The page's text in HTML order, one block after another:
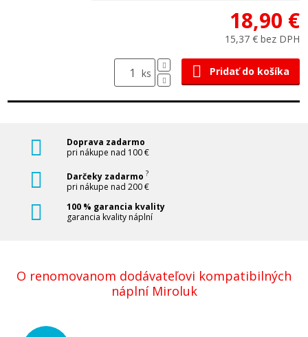
18,90 €
15,37 € bez DPH
ks Pridať do košíka
Doprava zadarmo
pri nákupe nad 100 €
Darčeky zadarmo ?
pri nákupe nad 200 €
100 % garancia kvality
garancia kvality náplní
O renomovanom dodávateľovi kompatibilných
náplní Miroluk